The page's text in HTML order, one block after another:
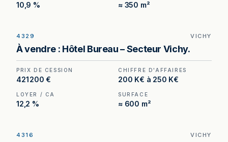
10,9 % ≈ 350 m²
Hôtel à vendre à Vichy, au prix de 421 200 €.
(Honoraires à la charge de l'acquéreur : 32 100
4329 VICHY
À vendre : Hôtel Bureau – Secteur Vichy.
PRIX DE CESSION
421 200 €
CHIFFRE D'AFFAIRES
200 K€ à 250 K€
LOYER / CA
12,2 %
SURFACE
≈ 600 m²
4316 VICHY